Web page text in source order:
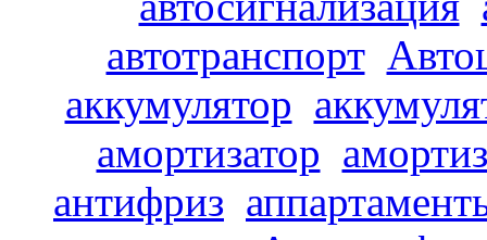
автотранспорт
аккумулятор
амортизатор
антифриз